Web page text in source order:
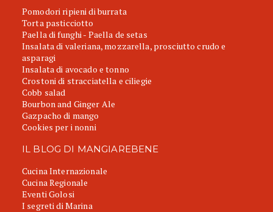
Pomodori ripieni di burrata
Torta pasticciotto
Paella di funghi - Paella de setas
Insalata di valeriana, mozzarella, prosciutto crudo e
asparagi
Insalata di avocado e tonno
Crostoni di stracciatella e ciliegie
Cobb salad
Bourbon and Ginger Ale
Gazpacho di mango
Cookies per i nonni
IL BLOG DI MANGIAREBENE
Cucina Internazionale
Cucina Regionale
Eventi Golosi
I segreti di Marina